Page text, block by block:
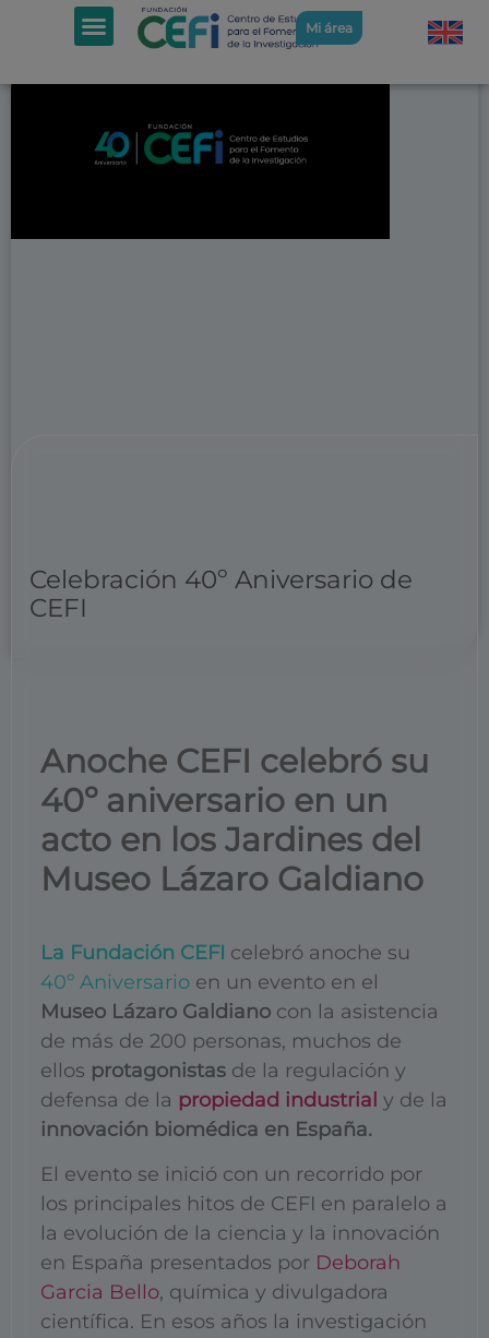
Mi área
Celebración 40º Aniversario de
CEFI
Anoche CEFI celebró su
40º aniversario en un
acto en los Jardines del
Museo Lázaro Galdiano
La Fundación CEFI celebró anoche su
40º Aniversario en un evento en el
Museo Lázaro Galdiano con la asistencia
de más de 200 personas, muchos de
ellos protagonistas de la regulación y
defensa de la propiedad industrial y de la
innovación biomédica en España.
El evento se inició con un recorrido por
los principales hitos de CEFI en paralelo a
la evolución de la ciencia y la innovación
en España presentados por Deborah
Garcia Bello, química y divulgadora
científica. En esos años la investigación